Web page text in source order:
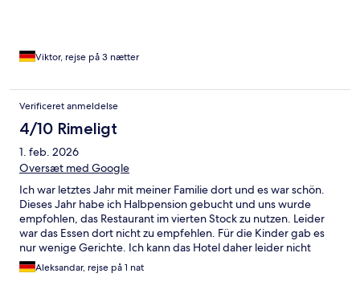
Viktor, rejse på 3 nætter
Verificeret anmeldelse
4/10 Rimeligt
1. feb. 2026
Oversæt med Google
Ich war letztes Jahr mit meiner Familie dort und es war schön.
Dieses Jahr habe ich Halbpension gebucht und uns wurde
empfohlen, das Restaurant im vierten Stock zu nutzen. Leider
war das Essen dort nicht zu empfehlen. Für die Kinder gab es
nur wenige Gerichte. Ich kann das Hotel daher leider nicht
empfehlen und vergebe eine schlechte Bewertung.
Aleksandar, rejse på 1 nat